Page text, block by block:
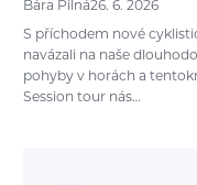
Bára Pilná26. 6. 2026
S příchodem nové
navázali na naše
pohyby v horách a
Session tour nás…